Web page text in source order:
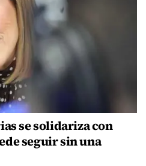
se solidariza con
seguir sin una